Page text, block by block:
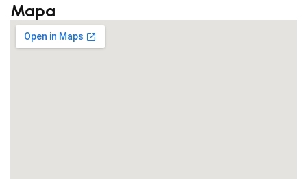
Mapa